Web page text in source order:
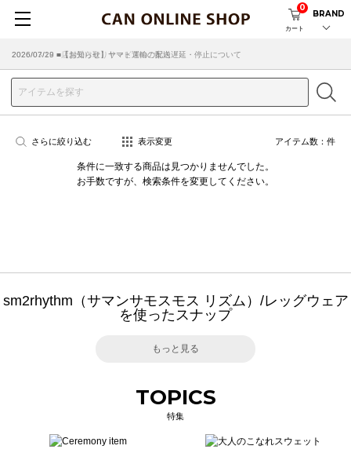
カート
0
BRAND
2026/07/29 ■【お知らせ】ヤマト運輸の配送遅延・停止について
2026/03/18 ■店舗受け取りサービスのご案内
さらに絞り込む 表示変更 アイテム数： 件
条件に一致する商品は見つかりませんでした。
お手数ですが、検索条件を変更してください。
sm2rhythm（サマンサモスモス リズム）/レッグウェア
を使ったスナップ
もっと見る
TOPICS
特集